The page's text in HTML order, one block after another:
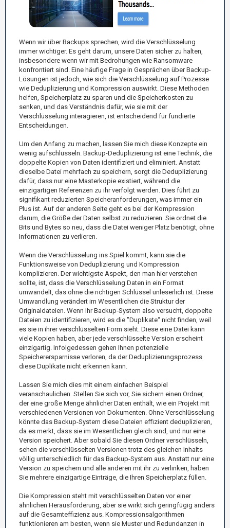
Wenn wir über Backups sprechen, wird die Verschlüsselung
immer wichtiger. Es geht darum, unsere Daten sicher zu halten,
insbesondere wenn wir mit Bedrohungen wie Ransomware
konfrontiert sind. Eine häufige Frage in Gesprächen über Backup-
Lösungen ist jedoch, wie sich die Verschlüsselung auf Prozesse
wie Deduplizierung und Kompression auswirkt. Diese Methoden
helfen, Speicherplatz zu sparen und die Speicherkosten zu
senken, und das Verständnis dafür, wie sie mit der
Verschlüsselung interagieren, ist entscheidend für fundierte
Entscheidungen.
Um den Anfang zu machen, lassen Sie mich diese Konzepte ein
wenig aufschlüsseln. Backup-Deduplizierung ist eine Technik, die
doppelte Kopien von Daten identifiziert und eliminiert. Anstatt
dieselbe Datei mehrfach zu speichern, sorgt die Deduplizierung
dafür, dass nur eine Masterkopie existiert, während die
einzigartigen Referenzen zu ihr verfolgt werden. Dies führt zu
signifikant reduzierten Speicheranforderungen, was immer ein
Plus ist. Auf der anderen Seite geht es bei der Kompression
darum, die Größe der Daten selbst zu reduzieren. Sie ordnet die
Bits und Bytes so neu, dass die Datei weniger Platz benötigt, ohne
Informationen zu verlieren.
Wenn die Verschlüsselung ins Spiel kommt, kann sie die
Funktionsweise von Deduplizierung und Kompression
komplizieren. Der wichtigste Aspekt, den man hier verstehen
sollte, ist, dass die Verschlüsselung Daten in ein Format
umwandelt, das ohne die richtigen Schlüssel unleserlich ist. Diese
Umwandlung verändert im Wesentlichen die Struktur der
Originaldateien. Wenn Ihr Backup-System also versucht, doppelte
Dateien zu identifizieren, wird es die "Duplikate“ nicht finden, weil
es sie in ihrer verschlüsselten Form sieht. Diese eine Datei kann
viele Kopien haben, aber jede verschlüsselte Version erscheint
einzigartig. Infolgedessen gehen Ihnen potenzielle
Speicherersparnisse verloren, da der Deduplizierungsprozess
diese Duplikate nicht erkennen kann.
Lassen Sie mich dies mit einem einfachen Beispiel
veranschaulichen. Stellen Sie sich vor, Sie sichern einen Ordner,
der eine große Menge ähnlicher Daten enthält, wie ein Projekt mit
verschiedenen Versionen von Dokumenten. Ohne Verschlüsselung
könnte das Backup-System diese Dateien effizient deduplizieren,
da es merkt, dass sie im Wesentlichen gleich sind, und nur eine
Version speichert. Aber sobald Sie diesen Ordner verschlüsseln,
sehen die verschlüsselten Versionen trotz des gleichen Inhalts
völlig unterschiedlich für das Backup-System aus. Anstatt nur eine
Version zu speichern und alle anderen mit ihr zu verlinken, haben
Sie mehrere einzigartige Einträge, die Ihren Speicherplatz füllen.
Die Kompression steht mit verschlüsselten Daten vor einer
ähnlichen Herausforderung, aber sie wirkt sich geringfügig anders
auf die Gesamteffizienz aus. Kompressionsalgorithmen
funktionieren am besten, wenn sie Muster und Redundanzen in